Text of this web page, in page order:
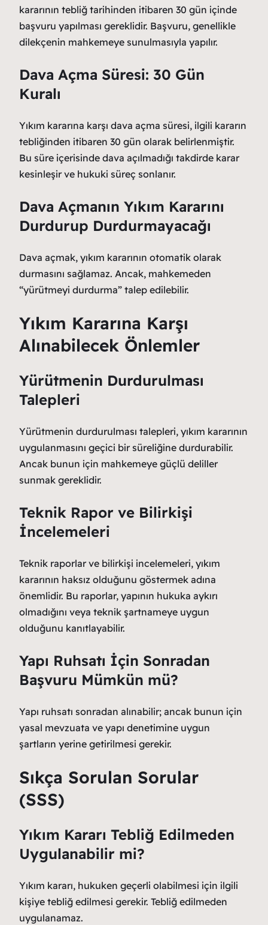
kararının tebliğ tarihinden itibaren 30 gün içinde
başvuru yapılması gereklidir. Başvuru, genellikle
dilekçenin mahkemeye sunulmasıyla yapılır.
Dava Açma Süresi: 30 Gün
Kuralı
Yıkım kararına karşı dava açma süresi, ilgili kararın
tebliğinden itibaren 30 gün olarak belirlenmiştir.
Bu süre içerisinde dava açılmadığı takdirde karar
kesinleşir ve hukuki süreç sonlanır.
Dava Açmanın Yıkım Kararını
Durdurup Durdurmayacağı
Dava açmak, yıkım kararının otomatik olarak
durmasını sağlamaz. Ancak, mahkemeden
“yürütmeyi durdurma” talep edilebilir.
Yıkım Kararına Karşı
Alınabilecek Önlemler
Yürütmenin Durdurulması
Talepleri
Yürütmenin durdurulması talepleri, yıkım kararının
uygulanmasını geçici bir süreliğine durdurabilir.
Ancak bunun için mahkemeye güçlü deliller
sunmak gereklidir.
Teknik Rapor ve Bilirkişi
İncelemeleri
Teknik raporlar ve bilirkişi incelemeleri, yıkım
kararının haksız olduğunu göstermek adına
önemlidir. Bu raporlar, yapının hukuka aykırı
olmadığını veya teknik şartnameye uygun
olduğunu kanıtlayabilir.
Yapı Ruhsatı İçin Sonradan
Başvuru Mümkün mü?
Yapı ruhsatı sonradan alınabilir; ancak bunun için
yasal mevzuata ve yapı denetimine uygun
şartların yerine getirilmesi gerekir.
Sıkça Sorulan Sorular
(SSS)
Yıkım Kararı Tebliğ Edilmeden
Uygulanabilir mi?
Yıkım kararı, hukuken geçerli olabilmesi için ilgili
kişiye tebliğ edilmesi gerekir. Tebliğ edilmeden
uygulanamaz.